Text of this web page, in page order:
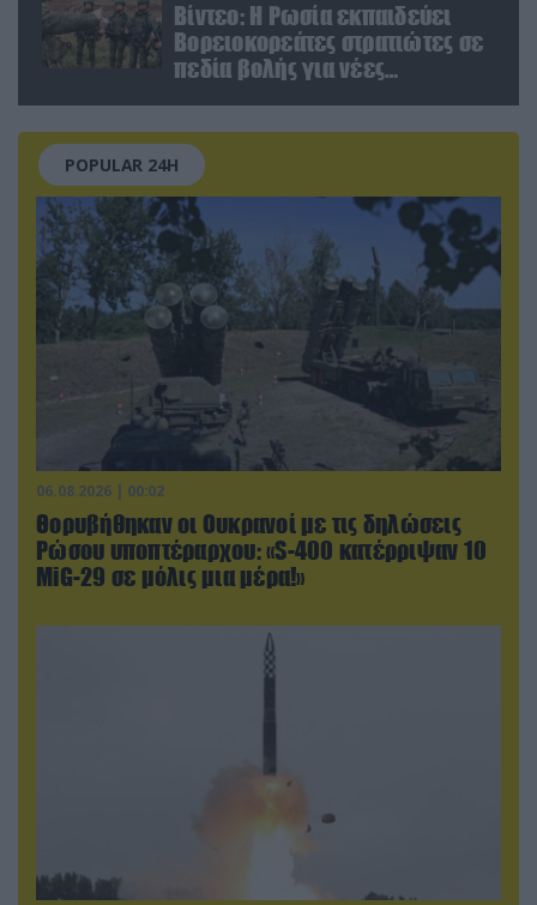
Βίντεο: Η Ρωσία εκπαιδεύει
Βορειοκορεάτες στρατιώτες σε
πεδία βολής για νέες
POPULAR 24H
06.08.2026 | 00:02
Θορυβήθηκαν οι Ουκρανοί με τις δηλώσεις
Ρώσου υποπτέραρχου: «S-400 κατέρριψαν 10
MiG-29 σε μόλις μια μέρα!»